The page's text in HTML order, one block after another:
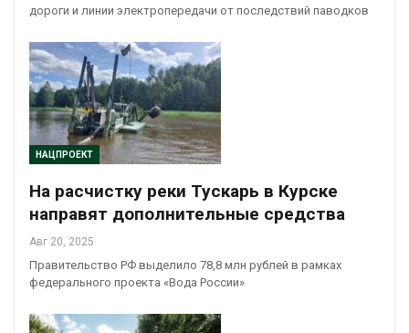
дороги и линии электропередачи от последствий паводков
НАЦПРОЕКТ
На расчистку реки Тускарь в Курске
направят дополнительные средства
Авг 20, 2025
Правительство РФ выделило 78,8 млн рублей в рамках
федерального проекта «Вода России»